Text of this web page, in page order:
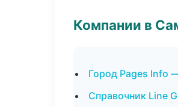
Компании в
Город Pages Info
Справочник Line